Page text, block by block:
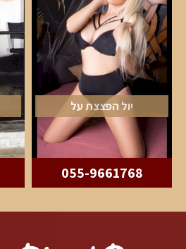
יול הפצצת על
055-9661768